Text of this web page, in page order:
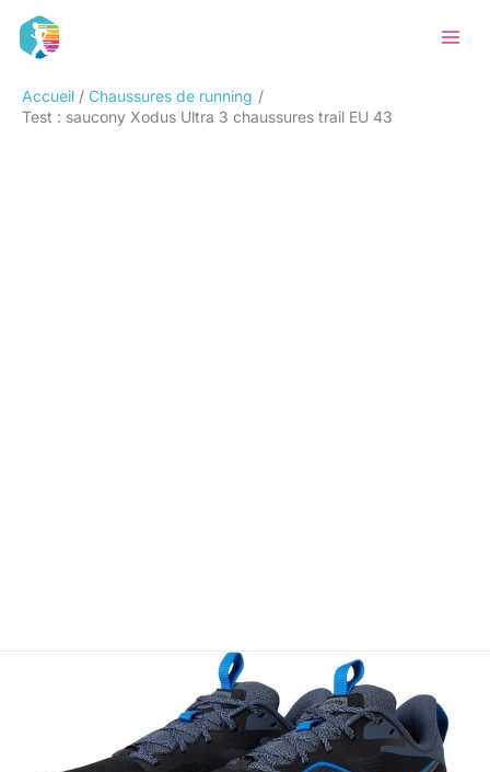
Accueil
Chaussures de running
Test : saucony Xodus Ultra 3 chaussures trail EU 43
Rechercher